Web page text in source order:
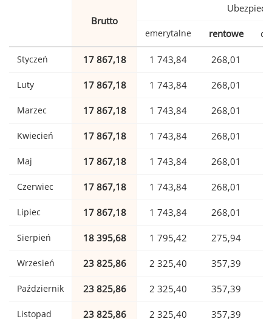
Brutto
emerytalne rentowe
Styczeń 17 867,18 1 743,84 268,01
Luty 17 867,18 1 743,84 268,01
Marzec 17 867,18 1 743,84 268,01
Kwiecień 17 867,18 1 743,84 268,01
Maj 17 867,18 1 743,84 268,01
Czerwiec 17 867,18 1 743,84 268,01
Lipiec 17 867,18 1 743,84 268,01
Sierpień 18 395,68 1 795,42 275,94
Wrzesień 23 825,86 2 325,40 357,39
Październik 23 825,86 2 325,40 357,39
Listopad 23 825,86 2 325,40 357,39